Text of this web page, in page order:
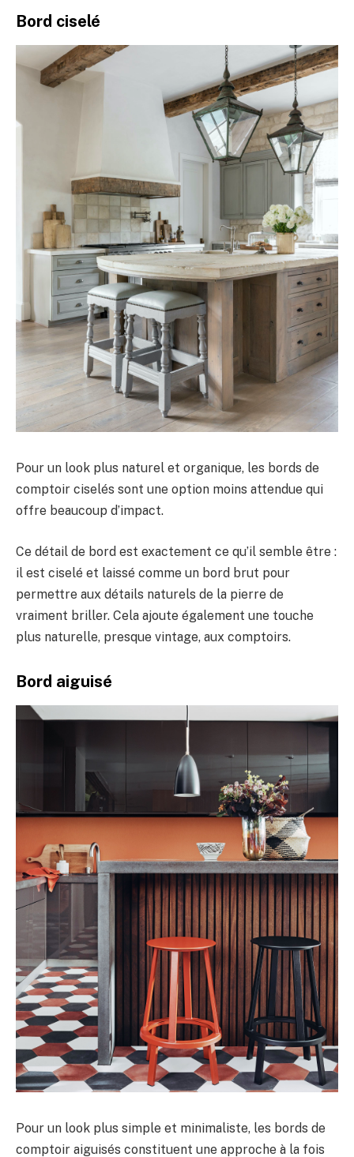
Bord ciselé
Pour un look plus naturel et organique, les bords de
comptoir ciselés sont une option moins attendue qui
offre beaucoup d’impact.
Ce détail de bord est exactement ce qu’il semble être :
il est ciselé et laissé comme un bord brut pour
permettre aux détails naturels de la pierre de
vraiment briller. Cela ajoute également une touche
plus naturelle, presque vintage, aux comptoirs.
Bord aiguisé
Pour un look plus simple et minimaliste, les bords de
comptoir aiguisés constituent une approche à la fois